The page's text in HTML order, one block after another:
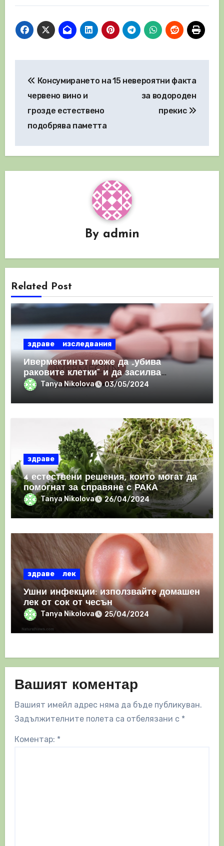
Консумирането на
червено вино и
грозде естествено
подобрява паметта
15 невероятни факта
за водороден
прекис
By admin
Related Post
здраве изследвания
Ивермектинът може да „убива
раковите клетки“ и да засилва
имунния отговор
Tanya Nikolova 03/05/2024
здраве
4 естествени решения, които могат да
помогнат за справяне с РАКА
Tanya Nikolova 26/04/2024
здраве лек
Ушни инфекции: използвайте домашен
лек от сок от чесън
Tanya Nikolova 25/04/2024
Вашият коментар
Вашият имейл адрес няма да бъде публикуван.
Задължителните полета са отбелязани с *
Коментар: *